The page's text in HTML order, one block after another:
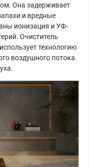
Она задерживает
и вредные
ионизация и УФ-
Очиститель
технологию
воздушного потока